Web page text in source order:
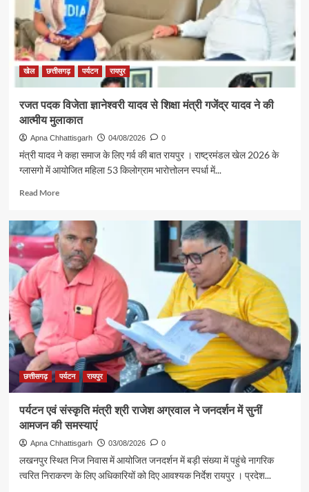
अग्रवाल
की
पहल
से
सरगुजा
संभाग
श्रद्धालु
भारत
गौरव
ट्रेन
से
रामलला
के
दर्शन
के
लिए
रवाना
खेल छत्तीसगढ़ पर्यटन रायपुर
रजत पदक विजेता ज्ञानेश्वरी यादव से शिक्षा मंत्री गजेंद्र यादव ने की
आत्मीय मुलाकात
Apna Chhattisgarh 04/08/2026 0
मंत्री यादव ने कहा समाज के लिए गर्व की बात रायपुर । राष्ट्रमंडल खेल 2026 के
ग्लासगो में आयोजित महिला 53 किलोग्राम भारोत्तोलन स्पर्धा में...
Read MoreRead
रजत
पदक
विजेता
ज्ञानेश्वरी
यादव
शिक्षा
मंत्री
गजेंद्र
यादव
ने
की
छत्तीसगढ़ पर्यटन रायपुर
पर्यटन एवं संस्कृति मंत्री श्री राजेश अग्रवाल ने जनदर्शन में सुनीं
आमजन की समस्याएं
Apna Chhattisgarh 03/08/2026 0
लखनपुर स्थित निज निवास में आयोजित जनदर्शन में बड़ी संख्या में पहुंचे नागरिक
त्वरित निराकरण के लिए अधिकारियों को दिए आवश्यक निर्देश रायपुर । प्रदेश...